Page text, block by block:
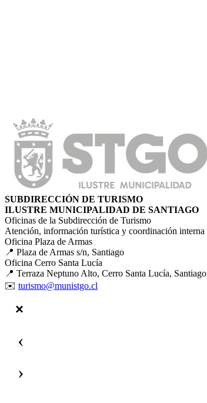
SUBDIRECCIÓN DE TURISMO
ILUSTRE MUNICIPALIDAD DE SANTIAGO
Oficinas de la Subdirección de Turismo
Atención, información turística y coordinación interna
Oficina Plaza de Armas
📍 Plaza de Armas s/n, Santiago
Oficina Cerro Santa Lucía
📍 Terraza Neptuno Alto, Cerro Santa Lucía, Santiago
✉️ turismo@munistgo.cl
‹
›